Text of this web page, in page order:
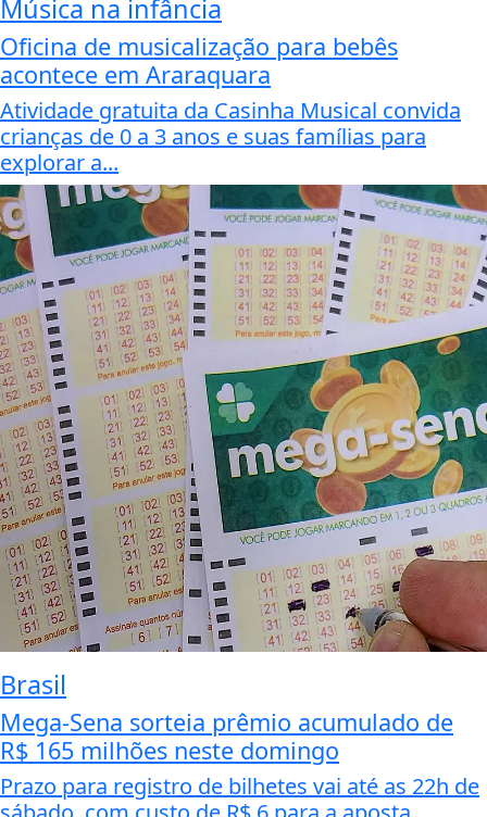
Música na infância
Oficina de musicalização para bebês
acontece em Araraquara
Atividade gratuita da Casinha Musical convida
crianças de 0 a 3 anos e suas famílias para
explorar a...
Brasil
Mega-Sena sorteia prêmio acumulado de
R$ 165 milhões neste domingo
Prazo para registro de bilhetes vai até as 22h de